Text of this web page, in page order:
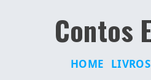
Contos
HOME LIVROS